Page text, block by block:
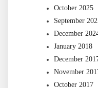
October 2025
September
December
January 2018
December
November
October 2017